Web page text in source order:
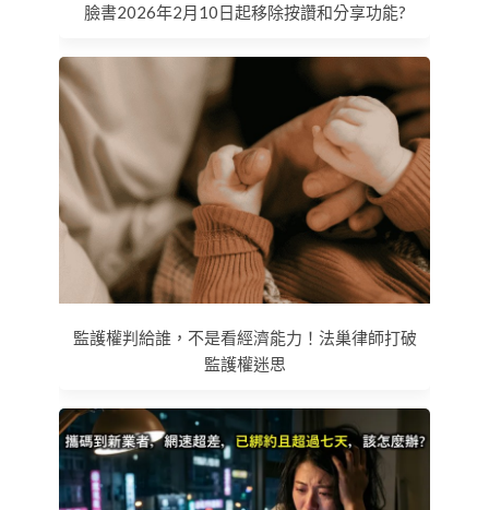
臉書2026年2月10日起移除按讚和分享功能?
監護權判給誰，不是看經濟能力！法巢律師打破
監護權迷思